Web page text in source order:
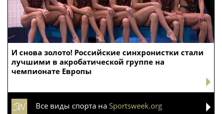
И снова золото! Российские синхронистки стали
лучшими в акробатической группе на
чемпионате Европы
Все виды спорта на Sportsweek.org